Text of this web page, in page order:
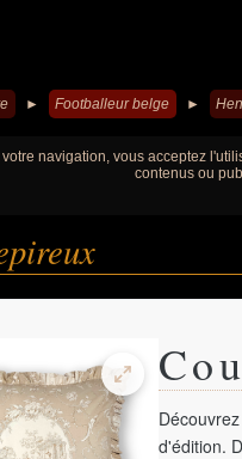
► Footballeur belge ►
navigation, vous acceptez
contenus ou
d'édition.